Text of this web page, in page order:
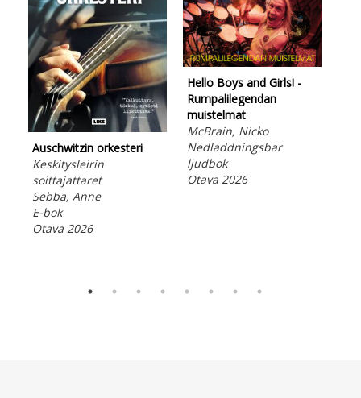
Auschwitzin orkesteri
Keskitysleirin
soittajattaret
Sebba, Anne
E-bok
Otava 2026
Hello Boys and Girls! -
Rumpalilegendan
muistelmat
McBrain, Nicko
Nedladdningsbar
ljudbok
Otava 2026